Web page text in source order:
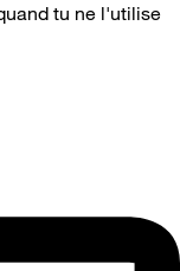
tu ne l'utilise